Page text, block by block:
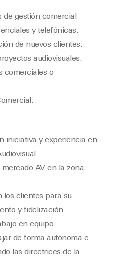
de gestión comercial
y telefónicas.
de nuevos clientes.
audiovisuales.
comerciales o
iniciativa y experiencia en
AV en la zona
los clientes para su
y fidelización.
en equipo.
de forma autónoma e
las directrices de la